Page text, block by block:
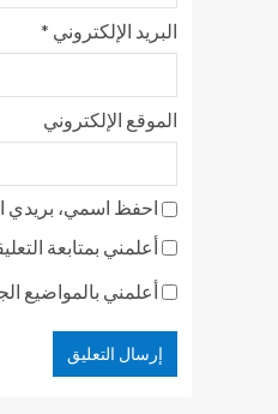
البريد الإلكتروني *
الموقع الإلكتروني
احفظ اسمي، بريدي
أعلمني بمتابعة
أعلمني بالمواضيع